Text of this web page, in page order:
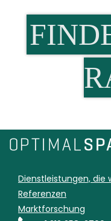
Dienstleistungen, die
Referenzen
Marktforschung